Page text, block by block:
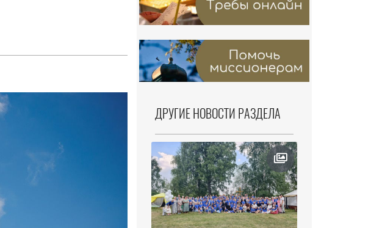
ДРУГИЕ НОВОСТИ РАЗДЕЛА